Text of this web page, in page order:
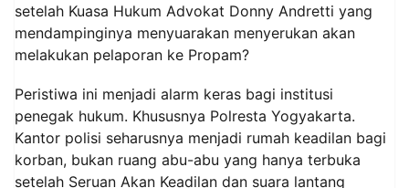
setelah Kuasa Hukum Advokat Donny Andretti yang
mendampinginya menyuarakan menyerukan akan
melakukan pelaporan ke Propam?
Peristiwa ini menjadi alarm keras bagi institusi
penegak hukum. Khususnya Polresta Yogyakarta.
Kantor polisi seharusnya menjadi rumah keadilan bagi
korban, bukan ruang abu-abu yang hanya terbuka
setelah Seruan Akan Keadilan dan suara lantang